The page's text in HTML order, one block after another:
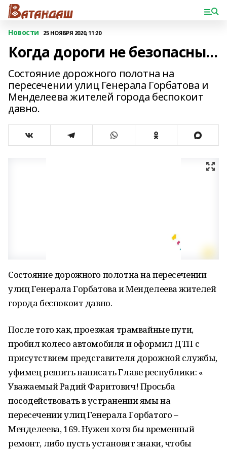
Новости 25 НОЯБРЯ 2020, 11:20
Когда дороги не безопасны...
Состояние дорожного полотна на
пересечении улиц Генерала Горбатова и
Менделеева жителей города беспокоит
давно.
Состояние дорожного полотна на пересечении
улиц Генерала Горбатова и Менделеева жителей
города беспокоит давно.
После того как, проезжая трамвайные пути,
пробил колесо автомобиля и оформил ДТП с
присутствием представителя дорожной службы,
уфимец решить написать Главе республики: «
Уважаемый Радий Фаритович! Просьба
посодействовать в устранении ямы на
пересечении улиц Генерала Горбатого –
Менделеева, 169. Нужен хотя бы временный
ремонт, либо пусть установят знаки, чтобы